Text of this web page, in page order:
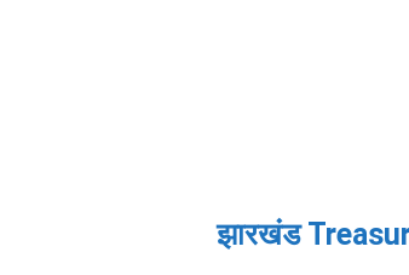
झारखंड